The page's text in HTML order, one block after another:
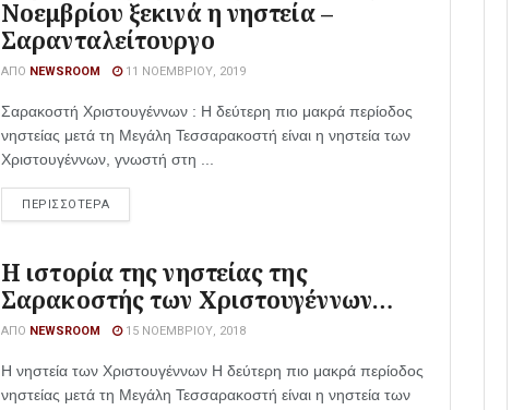
Νοεμβρίου ξεκινά η νηστεία –
Σαρανταλείτουργο
ΑΠΌ NEWSROOM 11 ΝΟΕΜΒΡΊΟΥ, 2019
Σαρακοστή Χριστουγέννων : Η δεύτερη πιο μακρά περίοδος
νηστείας μετά τη Μεγάλη Τεσσαρακοστή είναι η νηστεία των
Χριστουγέννων, γνωστή στη ...
ΠΕΡΙΣΣΟΤΕΡΑ
H ιστορία της νηστείας της
Σαρακοστής των Χριστουγέννων…
ΑΠΌ NEWSROOM 15 ΝΟΕΜΒΡΊΟΥ, 2018
H νηστεία των Χριστουγέννων H δεύτερη πιο μακρά περίοδος
νηστείας μετά τη Μεγάλη Τεσσαρακοστή είναι η νηστεία των